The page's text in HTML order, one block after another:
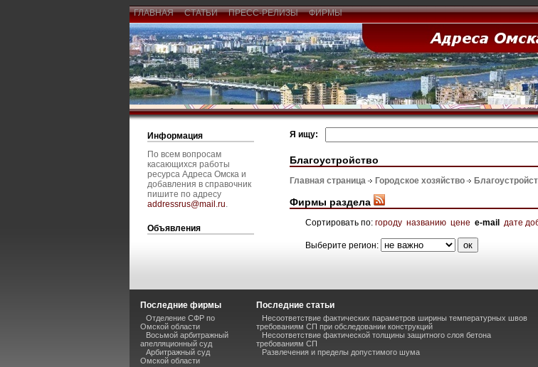
ГЛАВНАЯ СТАТЬИ ПРЕСС-РЕЛИЗЫ ФИРМЫ
Информация
По всем вопросам
касающихся работы
ресурса Адреса Омска и
добавления в справочник
пишите по адресу
addressrus@mail.ru.
Объявления
Я ищу:
Благоустройство
Главная страница Городское хозяйство
Фирмы раздела
Сортировать по: городу названию цене e-mail дате
Выберите регион:
Последние фирмы
Отделение СФР по
Омской области
Восьмой арбитражный
апелляционный суд
Арбитражный суд
Омской области
Последние статьи
Несоответствие фактических параметров ширины температурных швов
требованиям СП при обследовании конструкций
Несоответствие фактической толщины защитного слоя бетона
требованиям СП
Развлечения и пределы допустимого шума